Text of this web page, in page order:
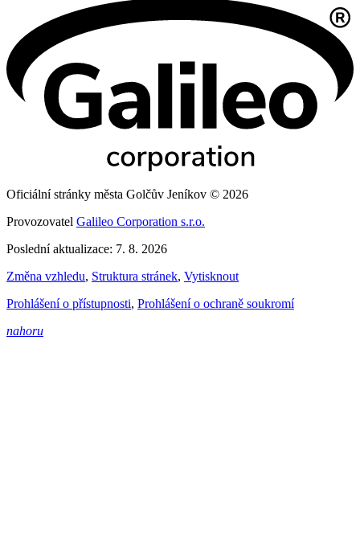
Oficiální stránky města Golčův Jeníkov © 2026
Provozovatel Galileo Corporation s.r.o.
Poslední aktualizace: 7. 8. 2026
Změna vzhledu, Struktura stránek, Vytisknout
Prohlášení o přístupnosti, Prohlášení o ochraně soukromí
nahoru